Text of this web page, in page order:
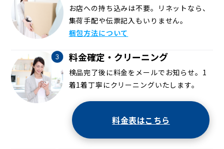
お店への持ち込みは不要。リネットなら、
集荷手配や伝票記入もいりません。
梱包方法について
料金確定・クリーニング
検品完了後に料金をメールでお知らせ。1
着1着丁寧にクリーニングいたします。
料金表はこちら